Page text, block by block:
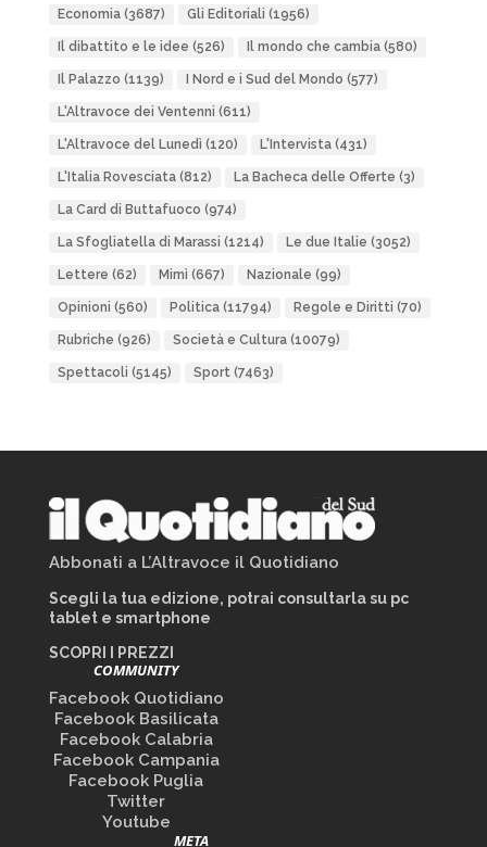
Economia(3687) Gli Editoriali (1956)
Il dibattito e le idee (526) Il mondo che cambia(580)
Il Palazzo (1139) I Nord e i Sud del Mondo (577)
L'Altravoce dei Ventenni (611)
L'Altravoce del Lunedì (120) L'Intervista(431)
L'Italia Rovesciata(812) La Bacheca delle Offerte (3)
La Card di Buttafuoco (974)
La Sfogliatella di Marassi (1214) Le due Italie (3052)
Lettere (62) Mimì (667) Nazionale (99)
Opinioni (560) Politica(11794) Regole e Diritti (70)
Rubriche (926) Società e Cultura(10079)
Spettacoli (5145) Sport(7463)
Abbonati a L’Altravoce il Quotidiano
Scegli la tua edizione, potrai consultarla su pc
tablet e smartphone
SCOPRI I PREZZI
COMMUNITY
Facebook Quotidiano
Facebook Basilicata
Facebook Calabria
Facebook Campania
Facebook Puglia
Twitter
Youtube
META